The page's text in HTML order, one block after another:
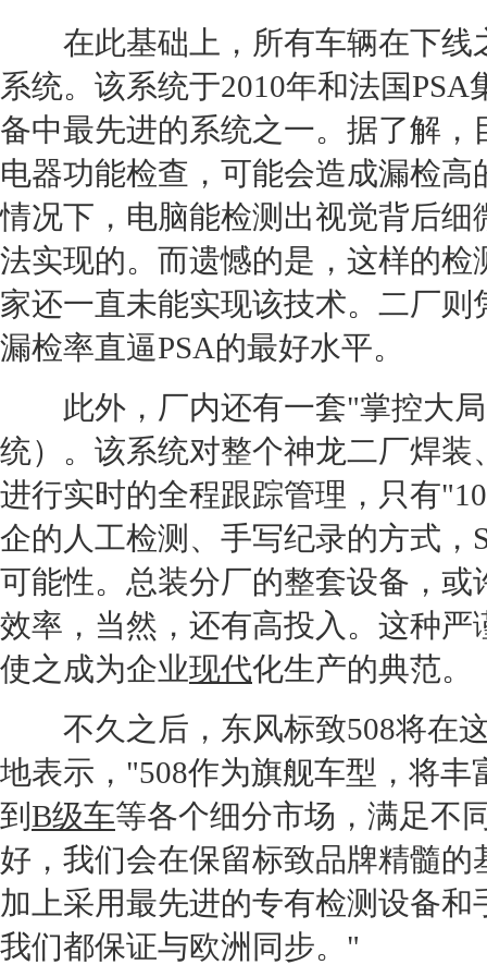
在此基础上，所有车辆在下线
系统。该系统于2010年和法国
备中最先进的系统之一。据了解
电器功能检查，可能会造成漏检高
情况下，电脑能检测出视觉背后
法实现的。而遗憾的是，这样的
家还一直未能实现该技术。二厂
漏检率直逼PSA的最好水平。
此外，厂内还有一套"掌控大局"
统）。该系统对整个神龙二厂焊
进行实时的全程跟踪管理，只有
企的人工检测、手写纪录的方式
可能性。总装分厂的整套设备，
效率，当然，还有高投入。这种
使之成为企业现代化生产的典
不久之后，东风标致508将在
地表示，"508作为旗舰车型，将丰
到 B级车等各个细分市场，满足不
好，我们会在保留标致品牌精髓的
加上采用最先进的专有检测设备
我们都保证与欧洲同步。"